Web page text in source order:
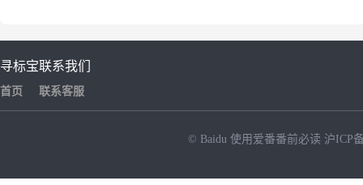
寻标宝
首页
联系我们
联系客服
© Baidu 使用爱番番前必读 沪ICP